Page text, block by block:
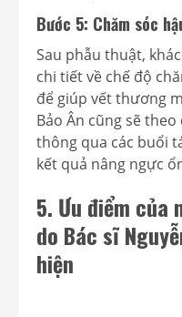
Bước 5: Chăm sóc
Sau phẫu thuật,
chi tiết về chế độ
để giúp vết thương
Bảo Ân cũng sẽ
thông qua các buổi
kết quả nâng ngực
5. Ưu điểm của
do Bác sĩ
hiện